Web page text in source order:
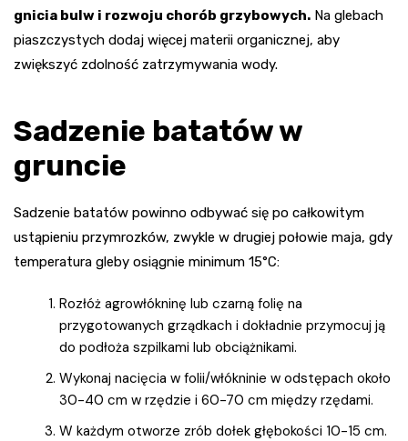
gnicia bulw i rozwoju chorób grzybowych. Na glebach
piaszczystych dodaj więcej materii organicznej, aby
zwiększyć zdolność zatrzymywania wody.
Sadzenie batatów w
gruncie
Sadzenie batatów powinno odbywać się po całkowitym
ustąpieniu przymrozków, zwykle w drugiej połowie maja, gdy
temperatura gleby osiągnie minimum 15°C:
Rozłóż agrowłókninę lub czarną folię na
przygotowanych grządkach i dokładnie przymocuj ją
do podłoża szpilkami lub obciążnikami.
Wykonaj nacięcia w folii/włókninie w odstępach około
30-40 cm w rzędzie i 60-70 cm między rzędami.
W każdym otworze zrób dołek głębokości 10-15 cm.